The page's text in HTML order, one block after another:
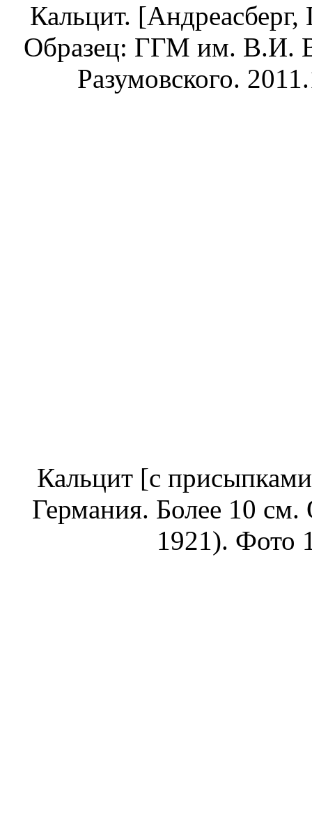
Кальцит.
Образец: ГГМ им. В.И.
Разумовского.
Кальцит [с
Германия. Более 10
1921). Фото